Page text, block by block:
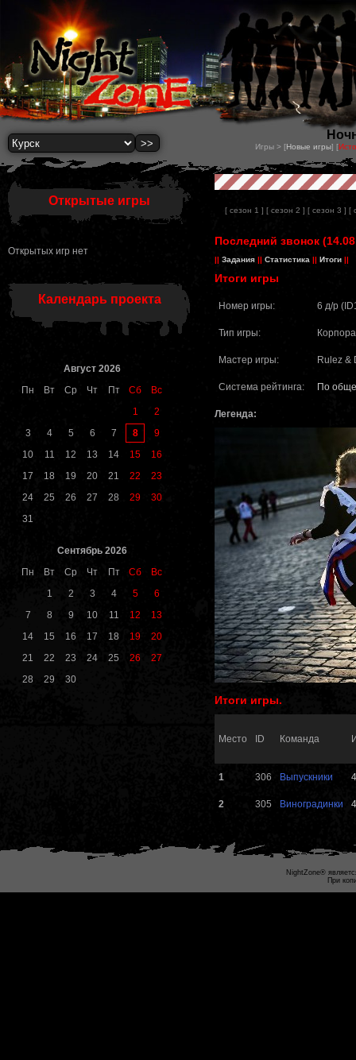
Игры > [Новые игры] [
Открытые игры
Открытых игр нет
Календарь проекта
Август 2026
Пн
Вт Ср Чт Пт Сб
Вс
1
2
3
4 5 6 7 8
9
10
11 12 13 14 15
16
17
18 19 20 21 22
23
24
25 26 27 28 29
30
31
Сентябрь 2026
Пн
Вт Ср Чт Пт Сб
Вс
1
2 3 4 5
6
7
8 9 10 11 12
13
14
15 16 17 18 19
20
21
22 23 24 25 26
27
28
29 30
[ сезон 1 ] [ сезон 2 ] [ сезон 3 ] [
Последний звонок
Задания Статистика Итоги
Итоги игры
Номер игры: 6 д/р
Тип игры:
Мастер игры: Rulez &
Система рейтинга: По
Легенда:
Итоги игры.
Место ID Команда
1 306 Выпускники 4
2 305 Виноградинки 4
NightZone®
При